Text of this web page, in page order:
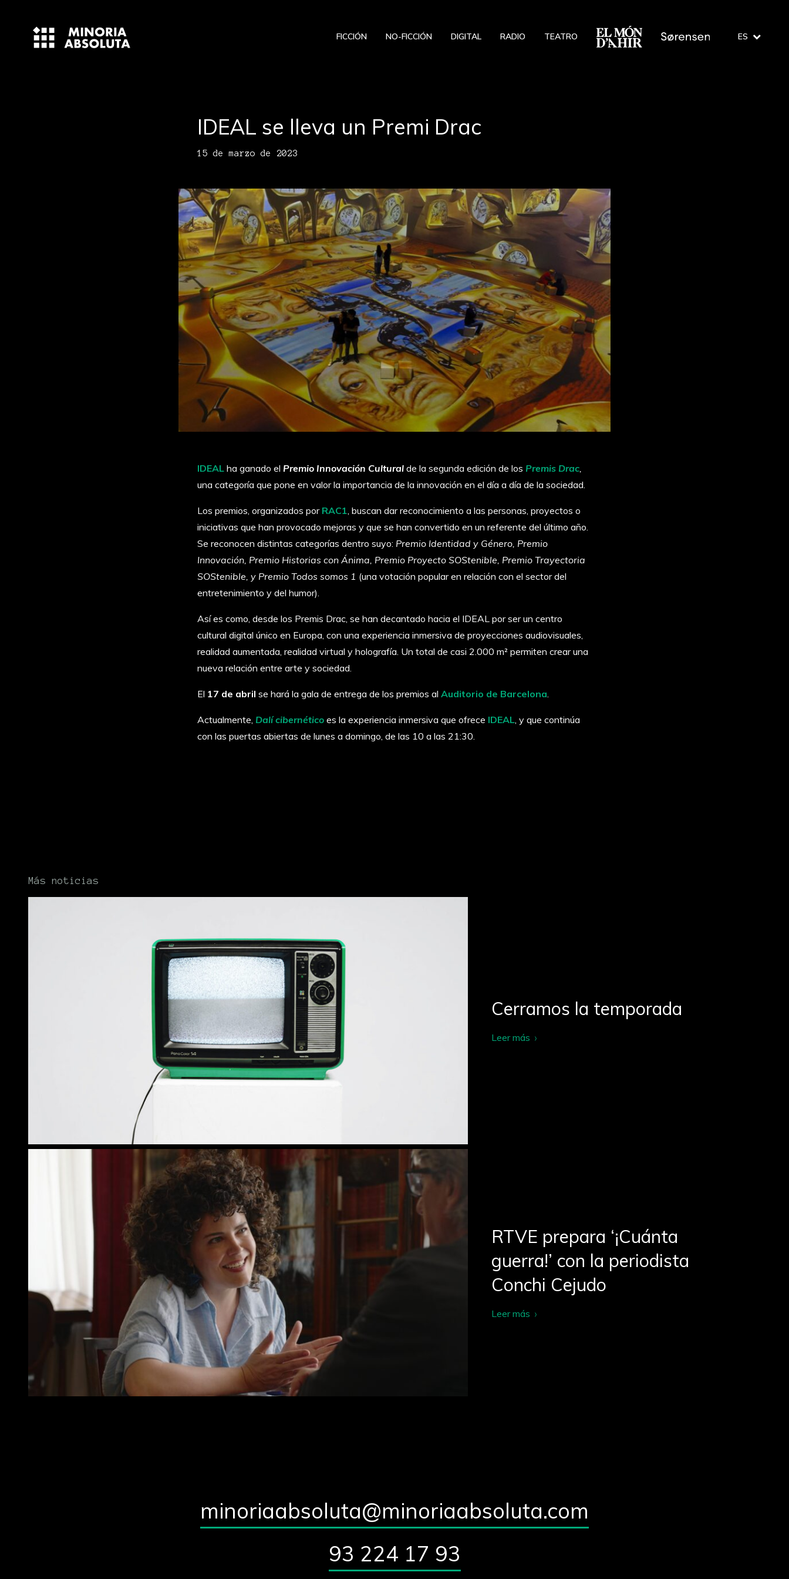
FICCIÓN NO-FICCIÓN DIGITAL RADIO TEATRO ES
IDEAL se lleva un Premi Drac
15 de marzo de 2023
IDEAL ha ganado el Premio Innovación Cultural de la segunda edición de los Premis Drac,
una categoría que pone en valor la importancia de la innovación en el día a día de la sociedad.
Los premios, organizados por RAC1, buscan dar reconocimiento a las personas, proyectos o
iniciativas que han provocado mejoras y que se han convertido en un referente del último año.
Se reconocen distintas categorías dentro suyo: Premio Identidad y Género, Premio
Innovación, Premio Historias con Ánima, Premio Proyecto SOStenible, Premio Trayectoria
SOStenible, y Premio Todos somos 1 (una votación popular en relación con el sector del
entretenimiento y del humor).
Así es como, desde los Premis Drac, se han decantado hacia el IDEAL por ser un centro
cultural digital único en Europa, con una experiencia inmersiva de proyecciones audiovisuales,
realidad aumentada, realidad virtual y holografía. Un total de casi 2.000 m² permiten crear una
nueva relación entre arte y sociedad.
El 17 de abril se hará la gala de entrega de los premios al Auditorio de Barcelona.
Actualmente, Dalí cibernético es la experiencia inmersiva que ofrece IDEAL, y que continúa
con las puertas abiertas de lunes a domingo, de las 10 a las 21:30.
Más noticias
Cerramos la temporada
Leer más
RTVE prepara ‘¡Cuánta
guerra!’ con la periodista
Conchi Cejudo
Leer más
minoriaabsoluta@minoriaabsoluta.com
93 224 17 93